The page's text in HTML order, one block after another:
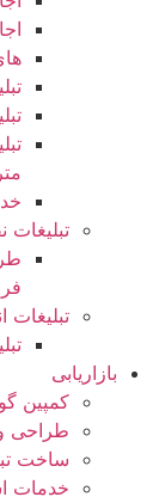
تبلیغات
بازاریابی
کمپین
طراحی
ساخت
خدمات